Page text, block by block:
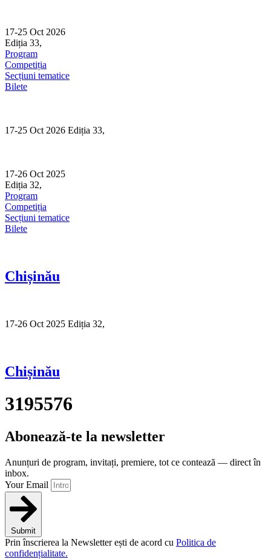
content
17-25 Oct 2026
Ediția 33,
Program
Competiția
Secțiuni tematice
Bilete
17-25 Oct 2026 Ediția 33,
17-26 Oct 2025
Ediția 32,
Program
Competiția
Secțiuni tematice
Bilete
Chișinău
17-26 Oct 2025 Ediția 32,
Chișinău
3195576
Abonează-te la newsletter
Anunțuri de program, invitați, premiere, tot ce contează — direct în
inbox.
Your Email
Submit
Prin înscrierea la Newsletter ești de acord cu Politica de
confidențialitate.